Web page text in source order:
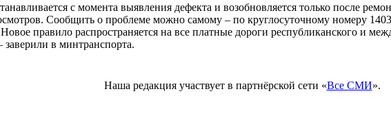
с момента выявления дефекта и возобновляется только после
Сообщить о проблеме можно самому – по круглосуточному номеру
правило распространяется на все платные дороги республиканского и
в минтранспорта.
Наша редакция участвует в партнёрской сети «Все СМИ».